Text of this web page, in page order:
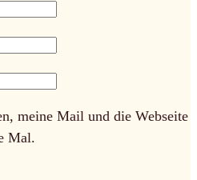
meine Mail und die Webseite
Mal.